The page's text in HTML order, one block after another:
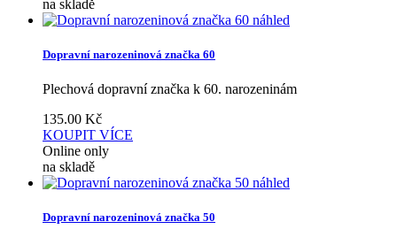
na skladě
náhled
Dopravní narozeninová značka 60
Plechová dopravní značka k 60. narozeninám
135.00 Kč
KOUPIT VÍCE
Online only
na skladě
náhled
Dopravní narozeninová značka 50